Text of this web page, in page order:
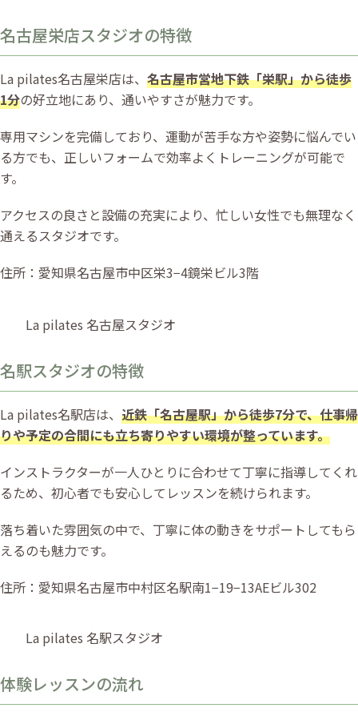
名古屋栄店スタジオの特徴
La pilates名古屋栄店は、 名古屋市営地下鉄「栄駅」から徒歩
1分の好立地にあり、通いやすさが魅力です。
専用マシンを完備しており、運動が苦手な方や姿勢に悩んでい
る方でも、正しいフォームで効率よくトレーニングが可能で
す。
アクセスの良さと設備の充実により、忙しい女性でも無理なく
通えるスタジオです。
住所：愛知県名古屋市中区栄3−4鏡栄ビル3階
La pilates 名古屋スタジオ
名駅スタジオの特徴
La pilates名駅店は、 近鉄「名古屋駅」から徒歩7分で、仕事帰
りや予定の合間にも立ち寄りやすい環境が整っています。
インストラクターが一人ひとりに合わせて丁寧に指導してくれ
るため、初心者でも安心してレッスンを続けられます。
落ち着いた雰囲気の中で、丁寧に体の動きをサポートしてもら
えるのも魅力です。
住所：愛知県名古屋市中村区名駅南1−19−13AEビル302
La pilates 名駅スタジオ
体験レッスンの流れ